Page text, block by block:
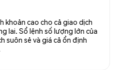
khoản cao cho cả giao dịch
lai. Sổ lệnh số lượng lớn của
suôn sẻ và giá cả ổn định